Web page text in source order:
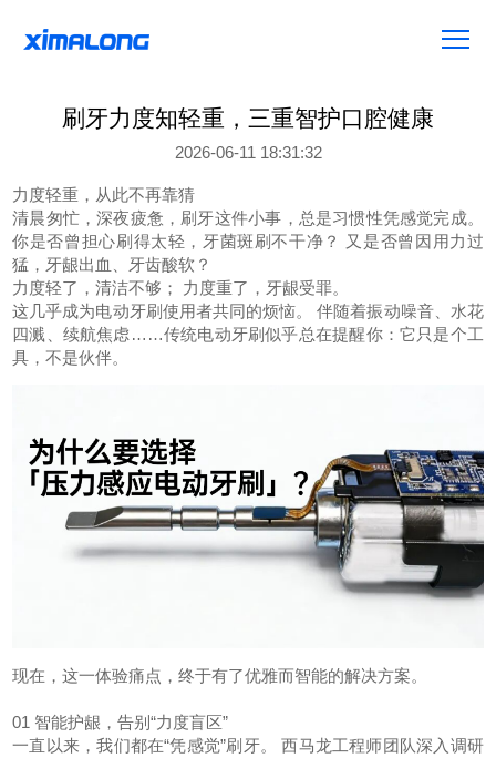
刷牙力度知轻重，三重智护口腔健康
2026-06-11 18:31:32
力度轻重，从此不再靠猜
清晨匆忙，深夜疲惫，刷牙这件小事，总是习惯性凭感觉完成。
你是否曾担心刷得太轻，牙菌斑刷不干净？ 又是否曾因用力过
猛，牙龈出血、牙齿酸软？
力度轻了，清洁不够； 力度重了，牙龈受罪。
这几乎成为电动牙刷使用者共同的烦恼。 伴随着振动噪音、水花
四溅、续航焦虑……传统电动牙刷似乎总在提醒你：它只是个工
具，不是伙伴。
现在，这一体验痛点，终于有了优雅而智能的解决方案。
01 智能护龈，告别“力度盲区”
一直以来，我们都在“凭感觉”刷牙。 西马龙工程师团队深入调研